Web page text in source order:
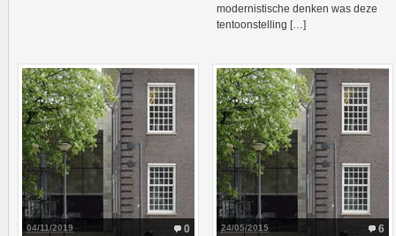
modernistische denken was deze
tentoonstelling […]
0
04/11/2019 6
24/05/2015